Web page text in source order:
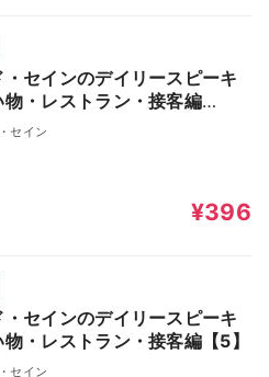
セインのデイリースピーキ
・レストラン・接客編
セイン
¥396
セインのデイリースピーキ
・レストラン・接客編【5】
セイン